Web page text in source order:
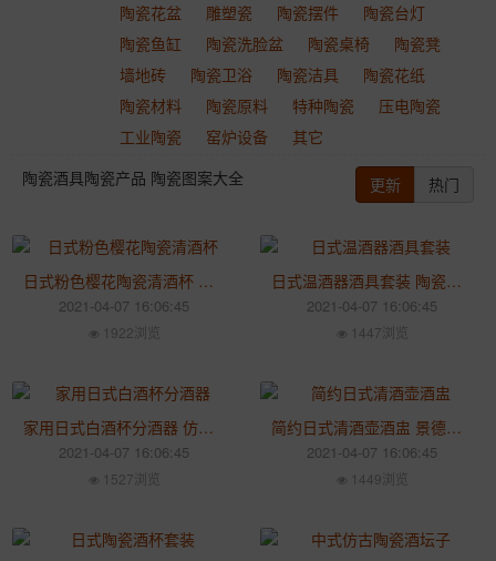
陶瓷花盆
雕塑瓷 陶瓷摆件
陶瓷台灯
陶瓷鱼缸
陶瓷洗脸盆 陶瓷桌椅
陶瓷凳
墙地砖
陶瓷卫浴 陶瓷洁具
陶瓷花纸
陶瓷材料
陶瓷原料 特种陶瓷
压电陶瓷
工业陶瓷
窑炉设备 其它
更新 热门
陶瓷酒具陶瓷产品 陶瓷图案大全
日式粉色樱花陶瓷清酒杯 创意酒具套装 家用手工酒壶烧酒杯酒具
2021-04-07 16:06:45
1922浏览
日式温酒器酒具套装 陶瓷酒瓶酒壶 家用创意小酒杯套装
2021-04-07 16:06:45
1447浏览
家用日式白酒杯分酒器 仿古温酒器 创意酒具套装喝酒杯子
2021-04-07 16:06:45
1527浏览
简约日式清酒壶酒盅 景德镇陶瓷酒具 家用创意酒具套装
2021-04-07 16:06:45
1449浏览